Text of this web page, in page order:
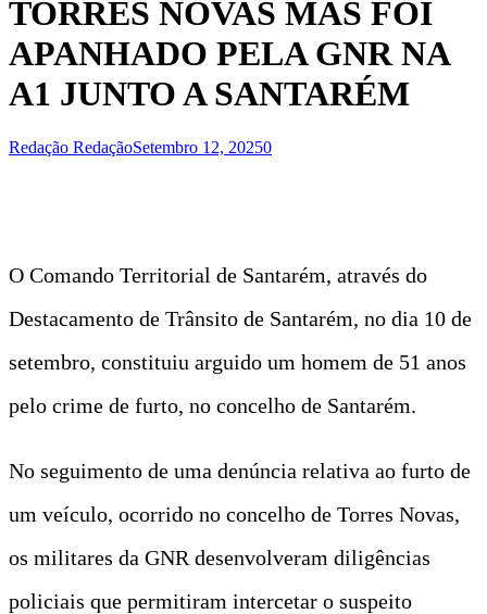
TORRES NOVAS MAS FOI
APANHADO PELA GNR NA
A1 JUNTO A SANTARÉM
Redação RedaçãoSetembro 12, 20250
O Comando Territorial de Santarém, através do
Destacamento de Trânsito de Santarém, no dia 10 de
setembro, constituiu arguido um homem de 51 anos
pelo crime de furto, no concelho de Santarém.
No seguimento de uma denúncia relativa ao furto de
um veículo, ocorrido no concelho de Torres Novas,
os militares da GNR desenvolveram diligências
policiais que permitiram intercetar o suspeito